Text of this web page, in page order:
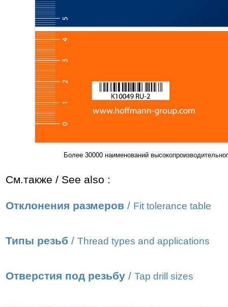
Более 30000 наименований
См.также / See also :
Отклонения размеров / Fit tolerance table
Типы резьб / Thread types and applications
Отверстия под резьбу / Tap drill sizes